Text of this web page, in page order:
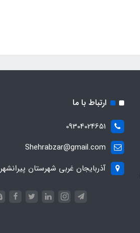
ارتباط با ما
09304024651
Shehrabzar@gmail.com
آذربایجان غربی شهرستان پیرانشهر